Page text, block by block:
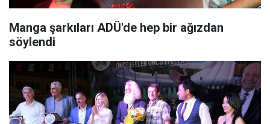
Manga şarkıları ADÜ'de hep bir ağızdan